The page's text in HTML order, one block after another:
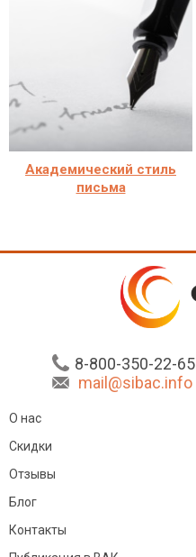
Академический стиль
письма
8-800-350-22-65
mail@sibac.info
О нас
Скидки
Отзывы
Блог
Контакты